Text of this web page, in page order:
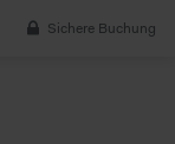
Sichere Buchung